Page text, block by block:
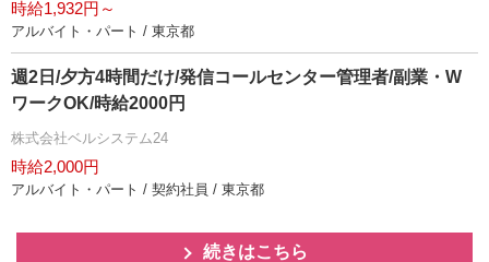
時給1,932円～
アルバイト・パート / 東京都
週2日/夕方4時間だけ/発信コールセンター管理者/副業・W
ワークOK/時給2000円
株式会社ベルシステム24
時給2,000円
アルバイト・パート / 契約社員 / 東京都
続きはこちら